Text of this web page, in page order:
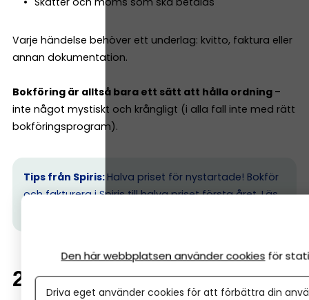
Varje händelse behöver ett underlag: kvitto, faktura eller
annan dokumentation.
Bokföring är alltså bara ett sätt att hålla ordning –
inte något mystiskt och krångligt (i alla fall inte med rätt
bokföringsprogram).
Tips från Spiris: Halva priset för nystartade! Bokför
och fakturera i Spiris till halva priset första året.Läs
2. Varför du måste bokföra
Den här webbplatsen använder cookies för
Driva eget använder cookies för att förbättra din